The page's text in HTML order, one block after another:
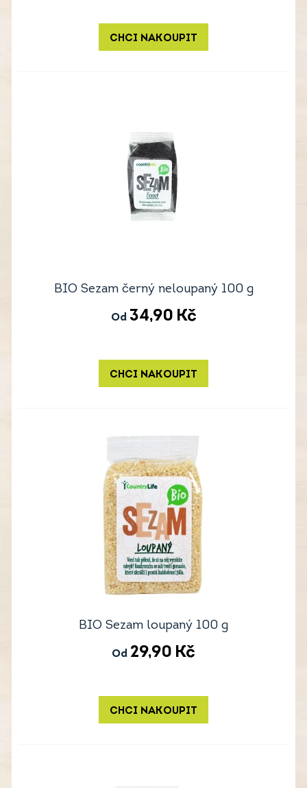
CHCI NAKOUPIT
BIO Sezam černý neloupaný 100 g
Od 34,90 Kč
CHCI NAKOUPIT
BIO Sezam loupaný 100 g
Od 29,90 Kč
CHCI NAKOUPIT